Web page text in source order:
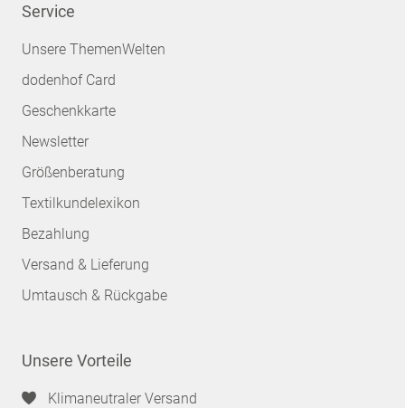
Service
Unsere ThemenWelten
dodenhof Card
Geschenkkarte
Newsletter
Größenberatung
Textilkundelexikon
Bezahlung
Versand & Lieferung
Umtausch & Rückgabe
Unsere Vorteile
Klimaneutraler Versand